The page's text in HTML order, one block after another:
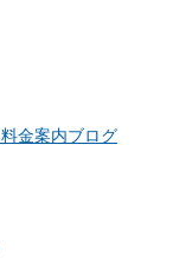
料金案内ブログ